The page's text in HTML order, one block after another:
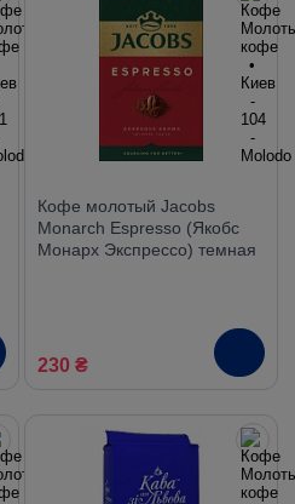
Кофе молотый Jacobs
Monarch Espresso (Якобс
Монарх Экспрессо) темная
230 ₴